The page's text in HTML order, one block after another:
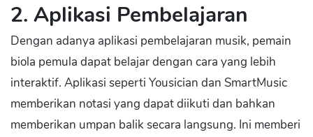
2. Aplikasi Pembelajaran
Dengan adanya aplikasi pembelajaran musik, pemain
biola pemula dapat belajar dengan cara yang lebih
interaktif. Aplikasi seperti Yousician dan SmartMusic
memberikan notasi yang dapat diikuti dan bahkan
memberikan umpan balik secara langsung. Ini memberi